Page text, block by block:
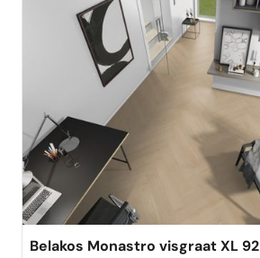
Belakos Monastro visgraat XL 92